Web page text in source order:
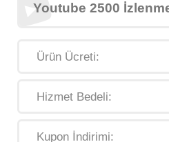
Youtube 2500
Ürün Ücreti:
Hizmet Bedeli:
Kupon İndirimi: